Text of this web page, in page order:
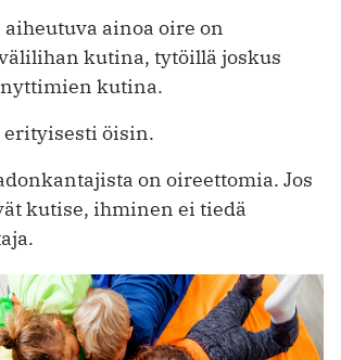
ainoa oire on
kutina, tytöillä joskus
kutina.
erityisesti öisin.
on oireettomia. Jos
kutise, ihminen ei tiedä